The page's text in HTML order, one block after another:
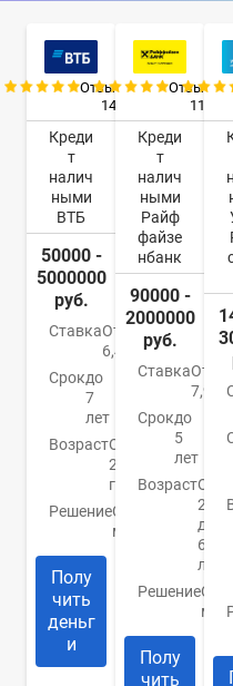
Отзывы:
14
Креди
т
налич
ными
ВТБ
50000 -
5000000
руб.
СтавкаОт
6,4%
Срокдо
7
лет
ВозрастОт
21
года
РешениеОт 2
минут
Полу
чить
деньг
и
Отзывы:
11
Креди
т
налич
ными
Райф
файзе
нбанк
90000 -
2000000
руб.
СтавкаОт
7,99%
Срокдо
5
лет
ВозрастОт
23
до
67
лет
РешениеОт 2
Полу
чить